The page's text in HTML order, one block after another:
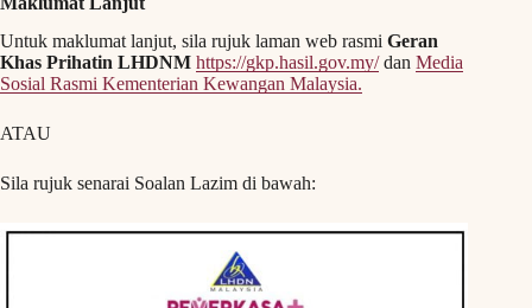
Untuk maklumat lanjut, sila rujuk laman web rasmi Geran
Khas Prihatin LHDNM https://gkp.hasil.gov.my/dan Media
Sosial Rasmi Kementerian Kewangan Malaysia.
ATAU
Sila rujuk senarai Soalan Lazim di bawah: